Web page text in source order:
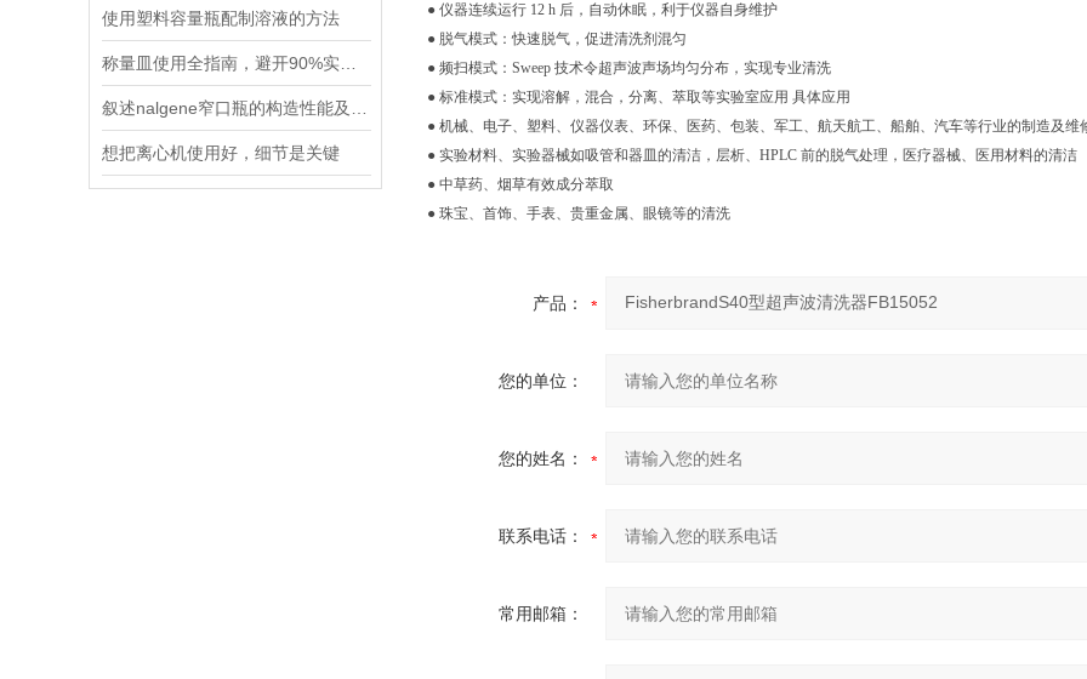
使用塑料容量瓶配制溶液的方法
想把离心机使用好，细节是关键
● 仪器连续运行 12 h 后，自动休眠，利于仪器自身维护
● 脱气模式：快速脱气，促进清洗剂混匀
● 频扫模式：Sweep 技术令超声波声场均匀分布，实现专业清洗
● 标准模式：实现溶解，混合，分离、萃取等实验室应用 具体应用
● 机械、电子、塑料、仪器仪表、环保、医药、包装、军工、航天航工、船舶、汽车等行业的制造及维
● 实验材料、实验器械如吸管和器皿的清洁，层析、HPLC 前的脱气处理，医疗器械、医用材料的清洁
● 中草药、烟草有效成分萃取
● 珠宝、首饰、手表、贵重金属、眼镜等的清洗
产品：
您的单位：
您的姓名：
联系电话：
常用邮箱：